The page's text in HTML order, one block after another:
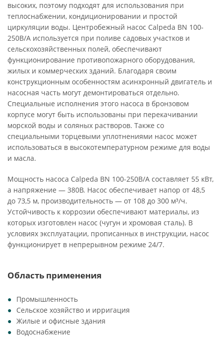
высоких, поэтому подходят для использования при
теплоснабжении, кондиционировании и простой
циркуляции воды. Центробежный насос Calpeda BN 100-
250B/A используется при поливе садовых участков и
сельскохозяйственных полей, обеспечивают
функционирование противопожарного оборудования,
жилых и коммерческих зданий. Благодаря своим
конструкционным особенностям асинхронный двигатель и
насосная часть могут демонтироваться отдельно.
Специальные исполнения этого насоса в бронзовом
корпусе могут быть использованы при перекачивании
морской воды и соляных растворов. Также со
специальными торцевыми уплотнениями насос может
использоваться в высокотемпературном режиме для воды
и масла.
Мощность насоса Calpeda BN 100-250B/A составляет 55 кВт,
а напряжение — 380В. Насос обеспечивает напор от 48,5
до 73,5 м, производительность — от 108 до 300 м³/ч.
Устойчивость к коррозии обеспечивают материалы, из
которых изготовлен насос (чугун и хромовая сталь). В
условиях эксплуатации, прописанных в инструкции, насос
функционирует в непрерывном режиме 24/7.
Область применения
Промышленность
Сельское хозяйство и ирригация
Жилые и офисные здания
Водоснабжение